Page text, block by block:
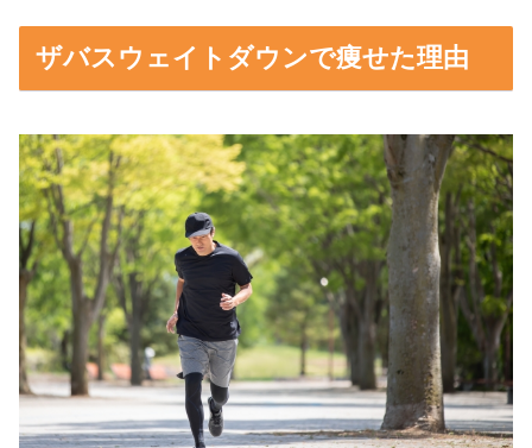
ザバスウェイトダウンで痩せた理由